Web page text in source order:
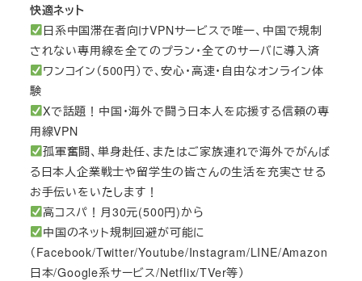
快適ネット
日系中国滞在者向けVPNサービスで唯一、中国で規制
されない専用線を全てのプラン・全てのサーバに導入済
ワンコイン（500円）で、安心・高速・自由なオンライン体
験
Xで話題！中国・海外で闘う日本人を応援する信頼の専
用線VPN
孤軍奮闘、単身赴任、またはご家族連れで海外でがんば
る日本人企業戦士や留学生の皆さんの生活を充実させる
お手伝いをいたします！
高コスパ！月30元(500円)から
中国のネット規制回避が可能に
（Facebook/Twitter/Youtube/Instagram/LINE/Amazon
日本/Google系サービス/Netflix/TVer等）